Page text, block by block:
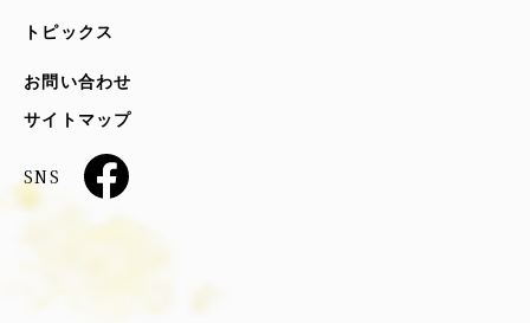
トピックス
お問い合わせ
サイトマップ
SNS